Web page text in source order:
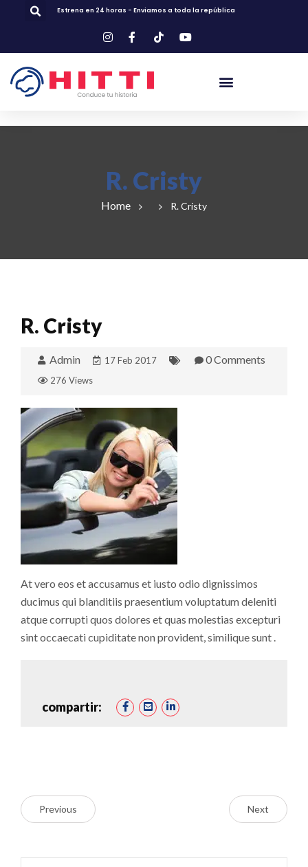
Estrena en 24 horas - Enviamos a toda la república
R. Cristy
Home R. Cristy
R. Cristy
Admin 17 Feb 2017 0 Comments
276 Views
At vero eos et accusamus et iusto odio dignissimos
ducimus qui blanditiis praesentium voluptatum deleniti
atque corrupti quos dolores et quas molestias excepturi
sint occaecati cupiditate non provident, similique sunt .
compartir:
Previous Next